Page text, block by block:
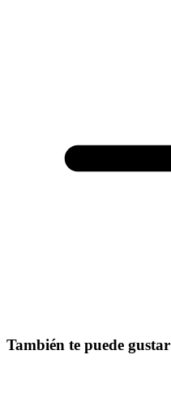
También te puede gustar